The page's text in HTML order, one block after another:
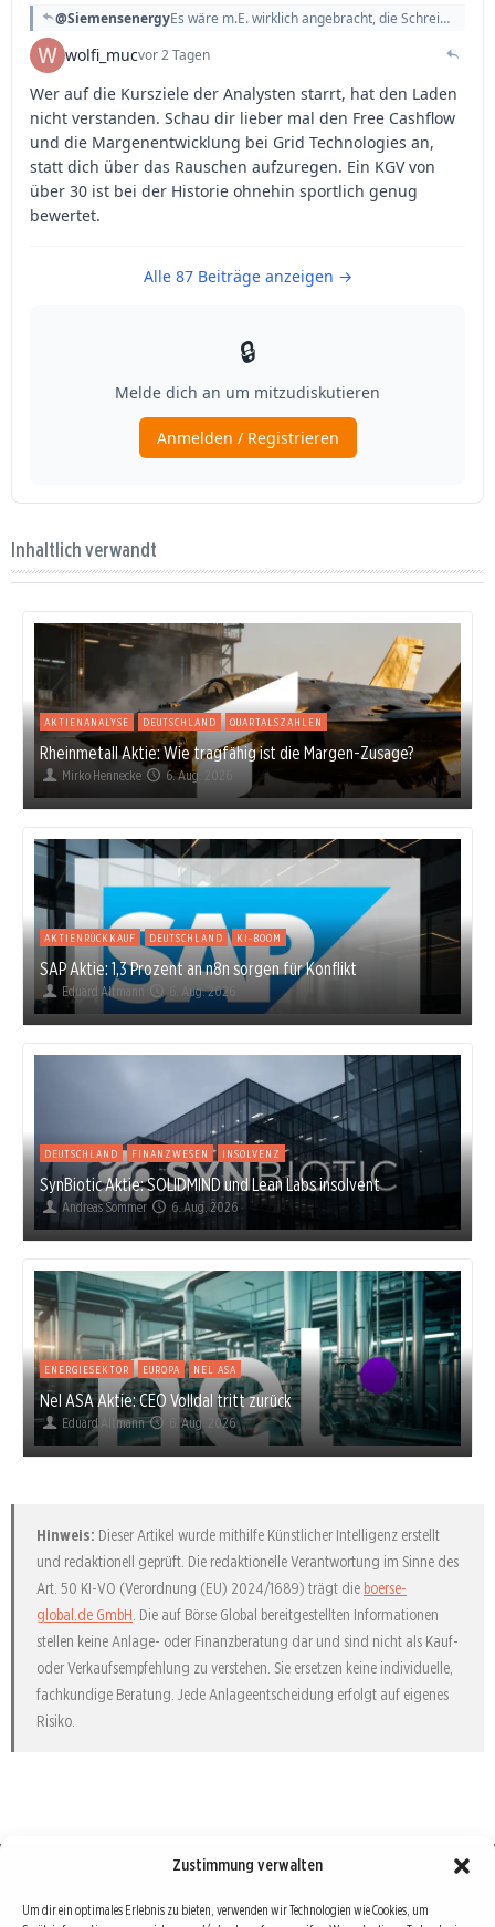
Zustimmung verwalten
Um dir ein optimales Erlebnis zu bieten, verwenden wir Technologien wie Cookies, um
Inhaltlich verwandt
AKTIENANALYSE DEUTSCHLAND QUARTALSZAHLEN
Rheinmetall Aktie: Wie tragfähig ist die Margen-Zusage?
Mirko Hennecke 6. Aug. 2026
AKTIENRÜCKKAUF DEUTSCHLAND KI-BOOM
SAP Aktie: 1,3 Prozent an n8n sorgen für Konflikt
Eduard Altmann 6. Aug. 2026
DEUTSCHLAND FINANZWESEN INSOLVENZ
SynBiotic Aktie: SOLIDMIND und Lean Labs insolvent
Andreas Sommer 6. Aug. 2026
ENERGIESEKTOR EUROPA NEL ASA
Nel ASA Aktie: CEO Volldal tritt zurück
Eduard Altmann 6. Aug. 2026
Hinweis: Dieser Artikel wurde mithilfe Künstlicher Intelligenz erstellt
und redaktionell geprüft. Die redaktionelle Verantwortung im Sinne des
Art. 50 KI-VO (Verordnung (EU) 2024/1689) trägt die boerse-
global.de GmbH. Die auf Börse Global bereitgestellten Informationen
stellen keine Anlage- oder Finanzberatung dar und sind nicht als Kauf-
oder Verkaufsempfehlung zu verstehen. Sie ersetzen keine individuelle,
fachkundige Beratung. Jede Anlageentscheidung erfolgt auf eigenes
Risiko.
Börse : lokal, international, global